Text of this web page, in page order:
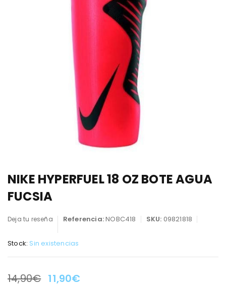
NIKE HYPERFUEL 18 OZ BOTE AGUA
FUCSIA
Deja tu reseña Referencia:NOBC418 SKU: 09821818
Stock: Sin existencias
LA OFERTA TERMINA EN:
14,90€ 11,90€